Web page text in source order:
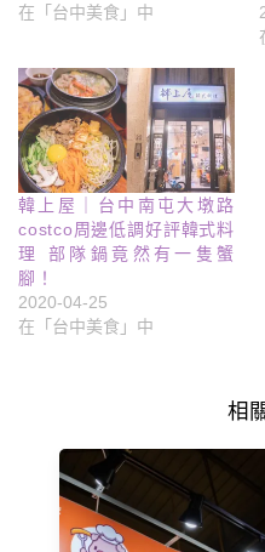
在「台中美食」中
韓上屋｜台中南屯大墩路
costco周邊低調好評韓式料
理 部隊鍋竟然有一隻蟹
腳！
2020-04-25
在「台中美食」中
相